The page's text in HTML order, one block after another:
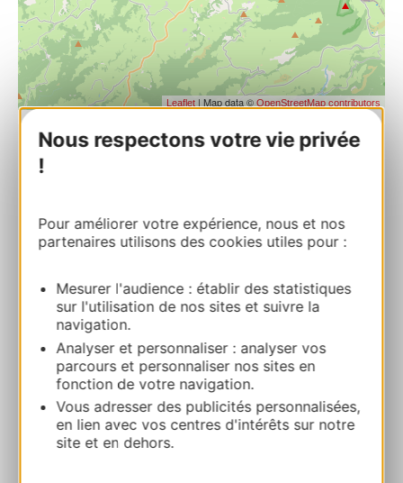
Nous respectons votre vie privée
!
Pour améliorer votre expérience, nous et nos
partenaires utilisons des cookies utiles pour :
Mesurer l'audience : établir des statistiques
sur l'utilisation de nos sites et suivre la
navigation.
Analyser et personnaliser : analyser vos
parcours et personnaliser nos sites en
fonction de votre navigation.
Vous adresser des publicités personnalisées,
en lien avec vos centres d'intérêts sur notre
site et en dehors.
Leaflet | Map data © OpenStreetMap contributors
LAGUIOLE
+33565515014
E-mail
Website